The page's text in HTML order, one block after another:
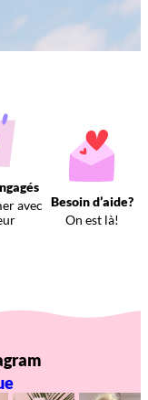
avec Besoin d’aide?
On est là!